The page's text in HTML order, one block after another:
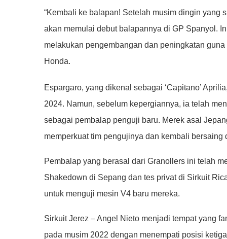
“Kembali ke balapan! Setelah musim dingin yang
akan memulai debut balapannya di GP Spanyol.
melakukan pengembangan dan peningkatan
Honda.
Espargaro, yang dikenal sebagai ‘Capitano’
2024. Namun, sebelum kepergiannya, ia telah
sebagai pembalap penguji baru. Merek asal
memperkuat tim pengujinya dan kembali bersaing
Pembalap yang berasal dari Granollers ini telah
Shakedown di Sepang dan tes privat di Sirkuit
untuk menguji mesin V4 baru mereka.
Sirkuit Jerez – Angel Nieto menjadi tempat yang
pada musim 2022 dengan menempati posisi